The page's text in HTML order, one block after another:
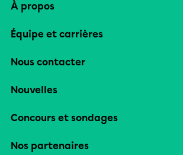
À propos
Équipe et carrières
Nous contacter
Nouvelles
Concours et sondages
Nos partenaires